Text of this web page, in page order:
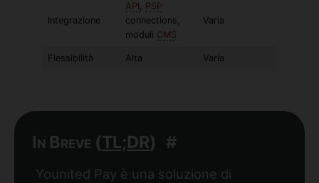
Integrazione
API , PSP
connections,
moduli CMS
Varia
Flessibilità Alta Varia
In Breve (TL;DR) #
Younited Pay è una soluzione di